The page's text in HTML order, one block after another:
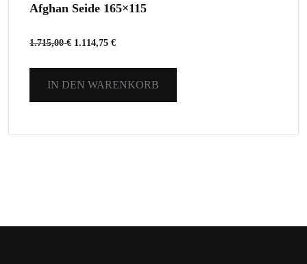
Afghan Seide 165×115
1.715,00€ 1.114,75 €
IN DEN WARENKORB